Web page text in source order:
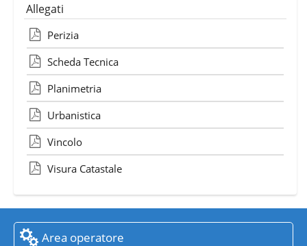
Allegati
Perizia
Scheda Tecnica
Planimetria
Urbanistica
Vincolo
Visura Catastale
Area operatore